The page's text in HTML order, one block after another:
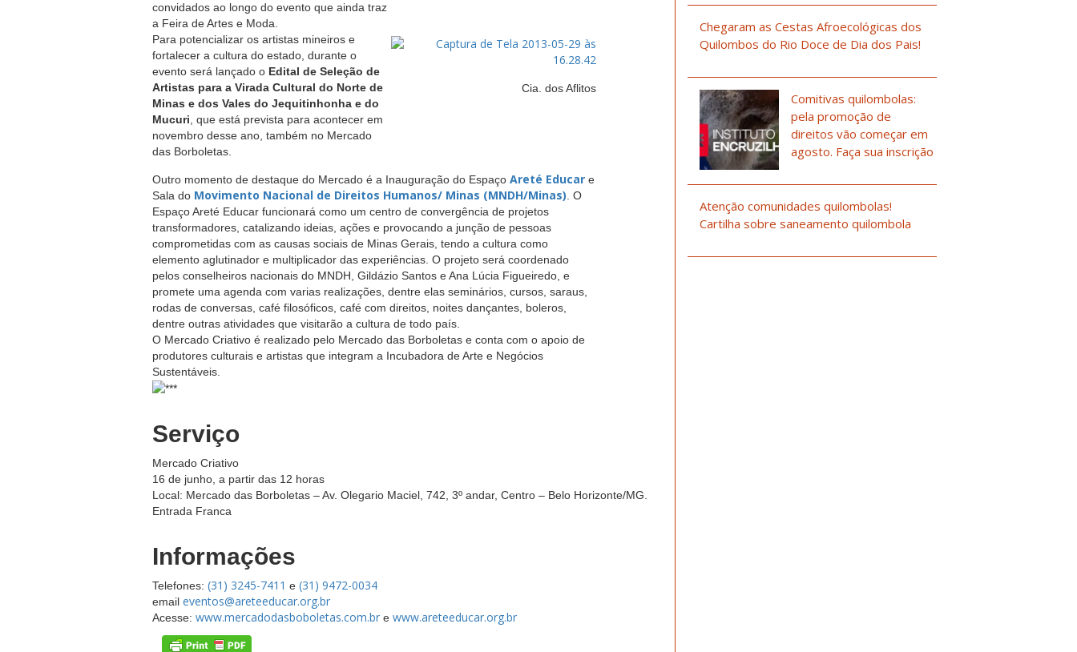
Cia. dos Aflitos
convidados ao longo do evento que ainda traz
a Feira de Artes e Moda.
Para potencializar os artistas mineiros e
fortalecer a cultura do estado, durante o
evento será lançado o Edital de Seleção de
Artistas para a Virada Cultural do Norte de
Minas e dos Vales do Jequitinhonha e do
Mucuri , que está prevista para acontecer em
novembro desse ano, também no Mercado
das Borboletas.
Outro momento de destaque do Mercado é a Inauguração do Espaço Areté Educar e
Sala do Movimento Nacional de Direitos Humanos/ Minas (MNDH/Minas) . O
Espaço Areté Educar funcionará como um centro de convergência de projetos
transformadores, catalizando ideias, ações e provocando a junção de pessoas
comprometidas com as causas sociais de Minas Gerais, tendo a cultura como
elemento aglutinador e multiplicador das experiências. O projeto será coordenado
pelos conselheiros nacionais do MNDH, Gildázio Santos e Ana Lúcia Figueiredo, e
promete uma agenda com varias realizações, dentre elas seminários, cursos, saraus,
rodas de conversas, café filosóficos, café com direitos, noites dançantes, boleros,
dentre outras atividades que visitarão a cultura de todo país.
O Mercado Criativo é realizado pelo Mercado das Borboletas e conta com o apoio de
produtores culturais e artistas que integram a Incubadora de Arte e Negócios
Sustentáveis.
Serviço
Mercado Criativo
16 de junho, a partir das 12 horas
Local: Mercado das Borboletas – Av. Olegario Maciel, 742, 3º andar, Centro – Belo Horizonte/MG.
Entrada Franca
Informações
Telefones: (31) 3245-7411 e (31) 9472-0034
email eventos@areteeducar.org.br
Acesse: www.mercadodasboboletas.com.br e www.areteeducar.org.br
Chegaram as Cestas Afroecológicas dos
Quilombos do Rio Doce de Dia dos Pais!
Comitivas quilombolas:
pela promoção de
direitos vão começar em
agosto. Faça sua inscrição
Atenção comunidades quilombolas!
Cartilha sobre saneamento quilombola